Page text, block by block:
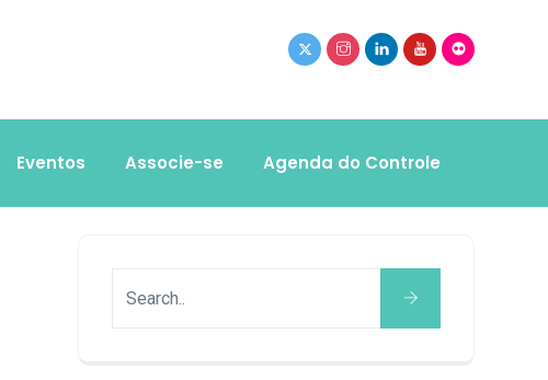
Eventos Associe-se Agenda do Controle